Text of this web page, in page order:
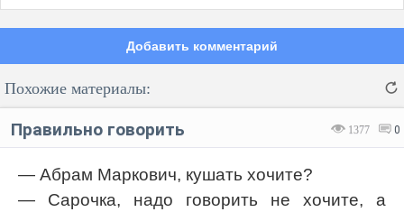
Добавить комментарий
Похожие материалы:
1377 0
Правильно говорить
— Абрам Маркович, кушать хочите?
— Сарочка, надо говорить не хочите, а